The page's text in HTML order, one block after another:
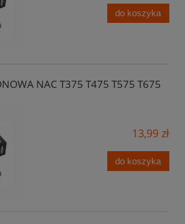
do koszyka
NAC T375 T475 T575 T675
13,99 zł
do koszyka